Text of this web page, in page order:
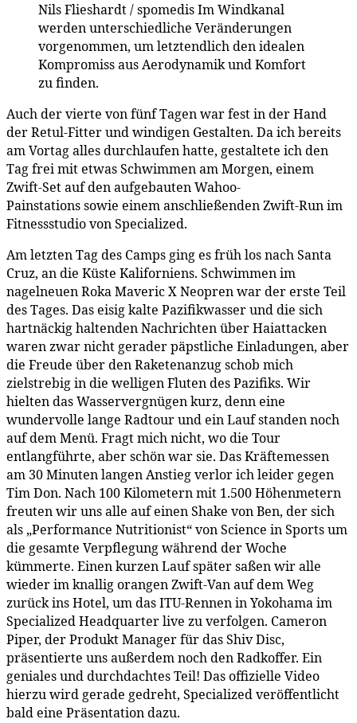
Nils Flieshardt / spomedisIm Windkanal
werden unterschiedliche Veränderungen
vorgenommen, um letztendlich den idealen
Kompromiss aus Aerodynamik und Komfort
zu finden.
Auch der vierte von fünf Tagen war fest in der Hand
der Retul-Fitter und windigen Gestalten. Da ich bereits
am Vortag alles durchlaufen hatte, gestaltete ich den
Tag frei mit etwas Schwimmen am Morgen, einem
Zwift-Set auf den aufgebauten Wahoo-
Painstations sowie einem anschließenden Zwift-Run im
Fitnessstudio von Specialized.
Am letzten Tag des Camps ging es früh los nach Santa
Cruz, an die Küste Kaliforniens. Schwimmen im
nagelneuen Roka Maveric X Neopren war der erste Teil
des Tages. Das eisig kalte Pazifikwasser und die sich
hartnäckig haltenden Nachrichten über Haiattacken
waren zwar nicht gerader päpstliche Einladungen, aber
die Freude über den Raketenanzug schob mich
zielstrebig in die welligen Fluten des Pazifiks. Wir
hielten das Wasservergnügen kurz, denn eine
wundervolle lange Radtour und ein Lauf standen noch
auf dem Menü. Fragt mich nicht, wo die Tour
entlangführte, aber schön war sie. Das Kräftemessen
am 30 Minuten langen Anstieg verlor ich leider gegen
Tim Don. Nach 100 Kilometern mit 1.500 Höhenmetern
freuten wir uns alle auf einen Shake von Ben, der sich
als „Performance Nutritionist“ von Science in Sports um
die gesamte Verpflegung während der Woche
kümmerte. Einen kurzen Lauf später saßen wir alle
wieder im knallig orangen Zwift-Van auf dem Weg
zurück ins Hotel, um das ITU-Rennen in Yokohama im
Specialized Headquarter live zu verfolgen. Cameron
Piper, der Produkt Manager für das Shiv Disc,
präsentierte uns außerdem noch den Radkoffer. Ein
geniales und durchdachtes Teil! Das offizielle Video
hierzu wird gerade gedreht, Specialized veröffentlicht
bald eine Präsentation dazu.